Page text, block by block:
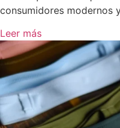
consumidores modernos
Leer más